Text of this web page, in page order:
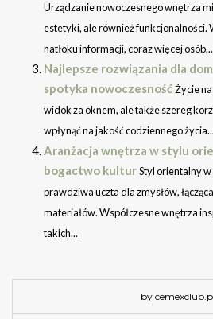
Urządzanie nowoczesnego wnętrza
estetyki, ale również funkcjonalności.
natłoku informacji, coraz więcej osób...
Najlepsze rozwiązania dla
spotyka nowoczesnośćŻycie
widok za oknem, ale także szereg
wpłynąć na jakość codziennego
Aranżacja wnętrza w stylu
bogactwo kulturStyl orientalny
prawdziwa uczta dla zmysłów,
materiałów. Współczesne wnętrza
takich...
by